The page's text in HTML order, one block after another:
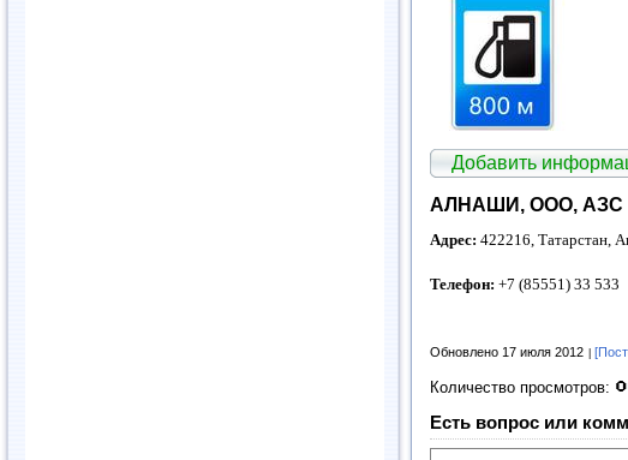
Добавить
АЛНАШИ, ООО, АЗС
Адрес: 422216, Татарстан,
Телефон: +7 (85551) 33 533
Обновлено 17 июля 2012
Количество просмотров:
Есть вопрос или